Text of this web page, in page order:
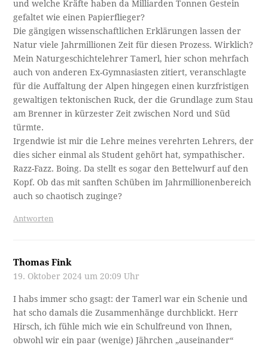
und welche Kräfte haben da Milliarden Tonnen Gestein
gefaltet wie einen Papierflieger?
Die gängigen wissenschaftlichen Erklärungen lassen der
Natur viele Jahrmillionen Zeit für diesen Prozess. Wirklich?
Mein Naturgeschichtelehrer Tamerl, hier schon mehrfach
auch von anderen Ex-Gymnasiasten zitiert, veranschlagte
für die Auffaltung der Alpen hingegen einen kurzfristigen
gewaltigen tektonischen Ruck, der die Grundlage zum Stau
am Brenner in kürzester Zeit zwischen Nord und Süd
türmte.
Irgendwie ist mir die Lehre meines verehrten Lehrers, der
dies sicher einmal als Student gehört hat, sympathischer.
Razz-Fazz. Boing. Da stellt es sogar den Bettelwurf auf den
Kopf. Ob das mit sanften Schüben im Jahrmillionenbereich
auch so chaotisch zuginge?
Antworten
Thomas Fink
19. Oktober 2024 um 20:09 Uhr
I habs immer scho gsagt: der Tamerl war ein Schenie und
hat scho damals die Zusammenhänge durchblickt. Herr
Hirsch, ich fühle mich wie ein Schulfreund von Ihnen,
obwohl wir ein paar (wenige) Jährchen „auseinander“